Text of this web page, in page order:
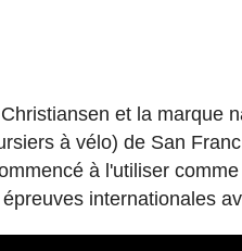
et la marque
à vélo) de San
à l'utiliser
internationales